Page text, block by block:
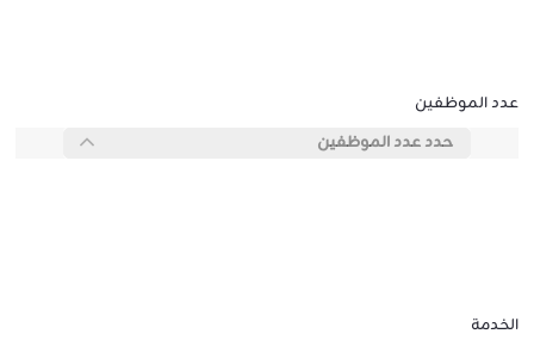
عدد الموظفين
حدد عدد الموظفين
الخدمة